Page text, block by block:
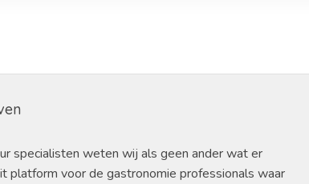
specialisten weten wij als geen ander wat er
platform voor de gastronomie professionals waar